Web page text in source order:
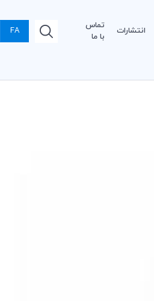
انتشارات
تماس
با ما
FA